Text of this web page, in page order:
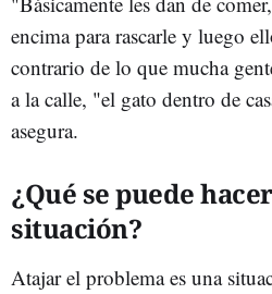
encima para rascarle y luego
contrario de lo que mucha
a la calle, "el gato dentro de
asegura.
¿Qué se puede
situación?
Atajar el problema es una